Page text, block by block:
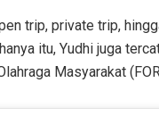
trip, private trip,
itu, Yudhi juga
Masyarakat